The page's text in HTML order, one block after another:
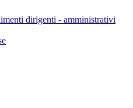
dirigenti - amministrativi